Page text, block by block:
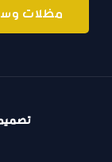
مظلات